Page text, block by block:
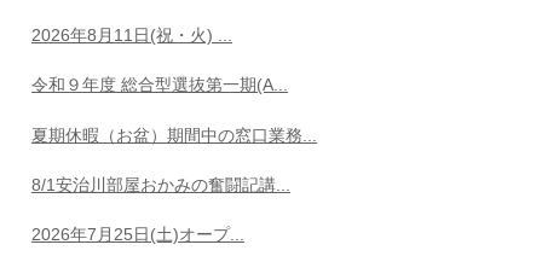
2026年8月11日(祝・火) ...
令和９年度 総合型選抜第一期(A...
夏期休暇（お盆）期間中の窓口業務...
8/1安治川部屋おかみの奮闘記講...
2026年7月25日(土)オープ...